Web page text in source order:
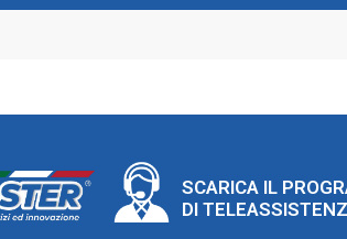
SCARICA IL
DI